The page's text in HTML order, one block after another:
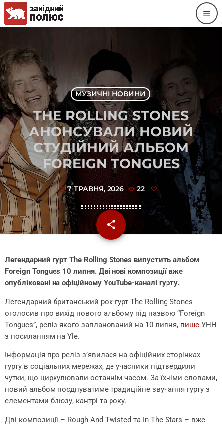
menu
МУЗИЧНІ НОВИНИ
THE ROLLING STONES
АНОНСУВАЛИ НОВИЙ
СТУДІЙНИЙ АЛЬБОМ
FOREIGN TONGUES
today 7 ТРАВНЯ, 2026 22
share
email
Легендарний гурт The Rolling Stones випустить альбом
Foreign Tongues 10 липня. Дві нові композиції вже
опубліковані на офіційному YouTube-каналі гурту.
Легендарний британський рок-гурт The Rolling Stones
оголосив про вихід нового альбому під назвою “Foreign
Tongues”, реліз якого запланований на 10 липня, пише УНН
з посиланням на Yle.
Інформація про реліз з’явилася на офіційних сторінках
гурту в соціальних мережах, де учасники підтвердили
чутки, що циркулювали останнім часом. За їхніми словами,
новий альбом поєднуватиме традиційне звучання гурту з
елементами блюзу, кантрі та року.
Дві композиції – Rough And Twisted та In The Stars – вже